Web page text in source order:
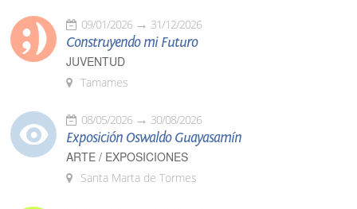
09/01/2026 31/12/2026
Construyendo mi Futuro
JUVENTUD
Tamames
08/05/2026 30/08/2026
Exposición Oswaldo Guayasamín
ARTE / EXPOSICIONES
Santa Marta de Tormes